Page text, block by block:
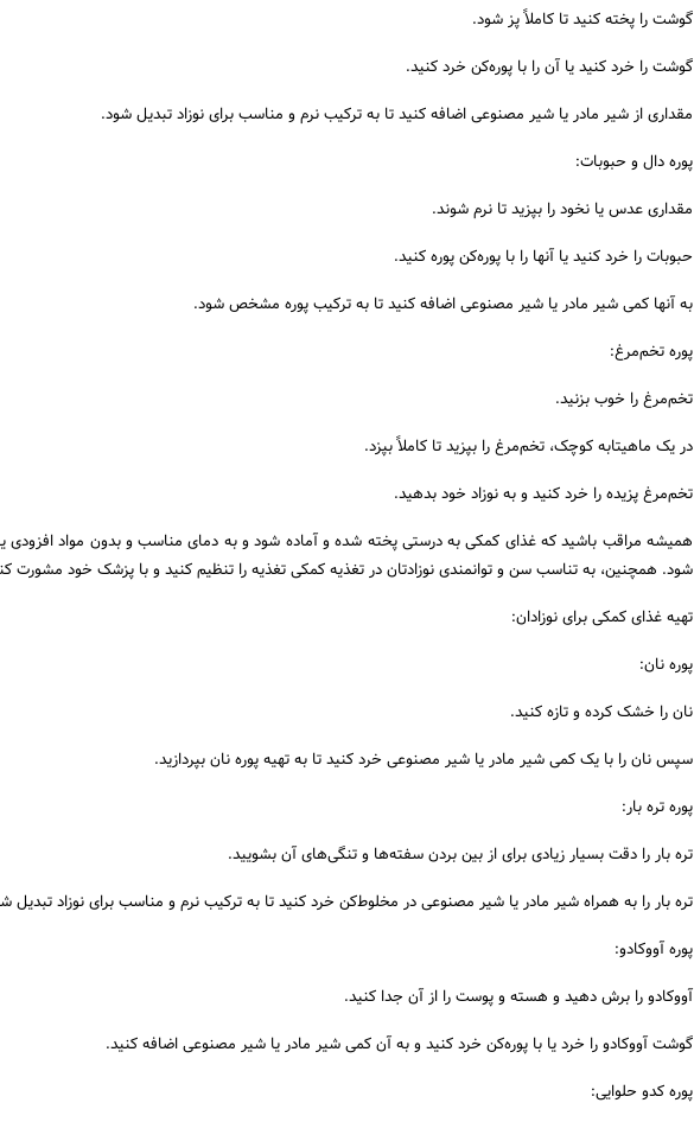
گوشت را پخته کنید تا کاملاً پز شود.
گوشت را خرد کنید یا آن را با پوره‌کن خرد کنید.
مقداری از شیر مادر یا شیر مصنوعی اضافه کنید تا به ترکیب نرم و مناسب برای نوزاد تبدیل شود.
پوره دال و حبوبات:
مقداری عدس یا نخود را بپزید تا نرم شوند.
حبوبات را خرد کنید یا آنها را با پوره‌کن پوره کنید.
به آنها کمی شیر مادر یا شیر مصنوعی اضافه کنید تا به ترکیب پوره مشخص شود.
پوره تخم‌مرغ:
تخم‌مرغ را خوب بزنید.
در یک ماهیتابه کوچک، تخم‌مرغ را بپزید تا کاملاً بپزد.
تخم‌مرغ پزیده را خرد کنید و به نوزاد خود بدهید.
همیشه مراقب باشید که غذای کمکی به درستی پخته شده و آماده شود و به دمای مناسب و بدون مواد افزودی
شود. همچنین، به تناسب سن و توانمندی نوزادتان در تغذیه کمکی تغذیه را تنظیم کنید و با پزشک خود مشورت
تهیه غذای کمکی برای نوزادان:
پوره نان:
نان را خشک کرده و تازه کنید.
سپس نان را با یک کمی شیر مادر یا شیر مصنوعی خرد کنید تا به تهیه پوره نان بپردازید.
پوره تره بار:
تره بار را دقت بسیار زیادی برای از بین بردن سفته‌ها و تنگی‌های آن بشویید.
تره بار را به همراه شیر مادر یا شیر مصنوعی در مخلوط‌کن خرد کنید تا به ترکیب نرم و مناسب برای نوزاد تبدیل
پوره آووکادو:
آووکادو را برش دهید و هسته و پوست را از آن جدا کنید.
گوشت آووکادو را خرد یا با پوره‌کن خرد کنید و به آن کمی شیر مادر یا شیر مصنوعی اضافه کنید.
پوره کدو حلوایی: